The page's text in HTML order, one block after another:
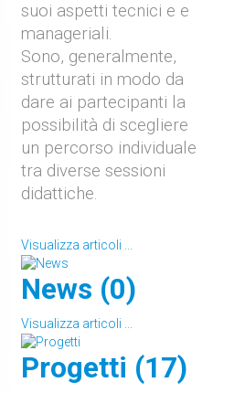
suoi aspetti tecnici e e
manageriali.
Sono, generalmente,
strutturati in modo da
dare ai partecipanti la
possibilità di scegliere
un percorso individuale
tra diverse sessioni
didattiche.
Visualizza articoli ...
News (0)
Visualizza articoli ...
Progetti (17)